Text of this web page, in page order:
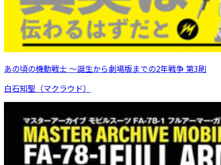
あの頃の機動戦士 ～誕生から劇場版までの2年戦争 第3刷
白石知聖（マクラウド）